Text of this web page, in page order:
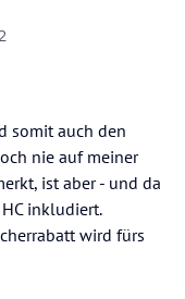
Frühbucherrabatte von
kein Rabatt drauf
dieser im Preis
Sinn. zumal die Preise
damit gemacht?
Hilfe.
somit auch den
nie auf meiner
ist aber - und da
inkludiert.
wird fürs